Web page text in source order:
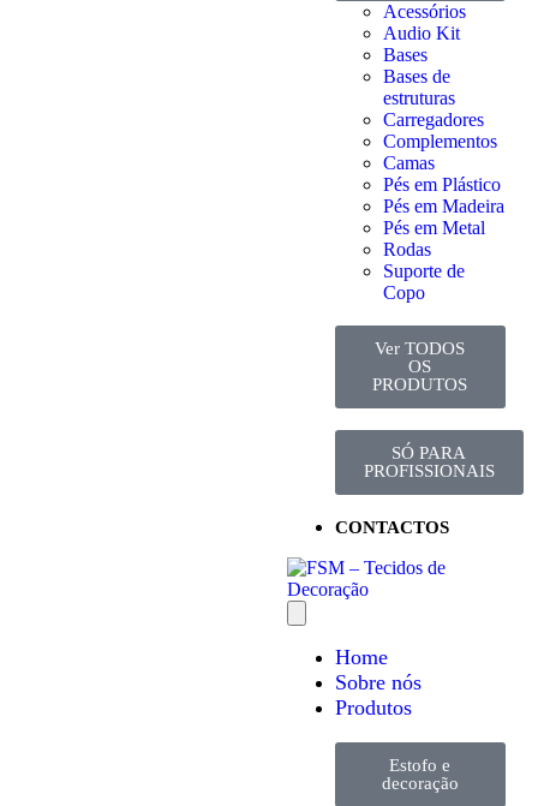
Acessórios
Audio Kit
Bases
Bases de
estruturas
Carregadores
Complementos
Camas
Pés em Plástico
Pés em Madeira
Pés em Metal
Rodas
Suporte de
Copo
Ver TODOS
OS
PRODUTOS
SÓ PARA
PROFISSIONAIS
CONTACTOS
Home
Sobre nós
Produtos
Estofo e
decoração